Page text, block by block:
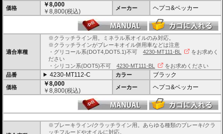
価格
￥8,000
￥8,800(税込) メーカー ヘプコ&ベッカー
適合車種
※クラッチライン用。ミネラル系オイルのみ対応。
※クラッチラインがブレーキオイル併用車などは注意
・グリコール系(DOT4,DOT5.1)不可4230-MT111-BL
をお求めく
ださい
・シリコン系(DOT5)不可4230-MT111-BL
をお求めください
品番
4230-MT112-C カラー ブラック
価格
￥8,000
￥8,800(税込) メーカー ヘプコ&ベッカー
※ブレーキライン/クラッチライン用。あらゆる種類のブレーキ/クラ
ッチフルードやオイルに対応。